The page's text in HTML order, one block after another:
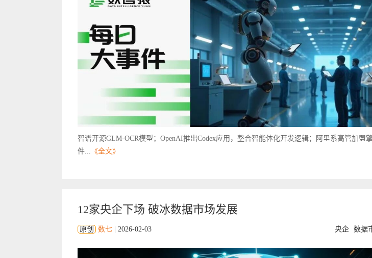
智谱开源GLM-OCR模型；OpenAI推出Codex应用，整合智能体化开发逻辑；阿里系高管加盟
件... 《全文》
12家央企下场 破冰数据市场发展
央企 数据
原创 数七 2026-02-03